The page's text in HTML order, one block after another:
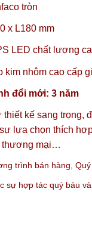
tròn
x L180 mm
LED chất lượng
kim nhôm cao cấp
đổi mới: 3 năm
kế sang trọng,
lựa chọn thích
thương mại…
trình bán hàng,
sự hợp tác quý báu